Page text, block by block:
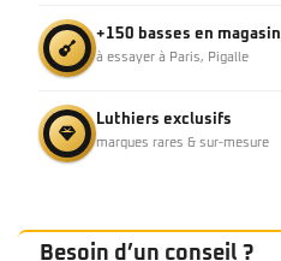
+150 basses en magasin
à essayer à Paris, Pigalle
Luthiers exclusifs
marques rares & sur-mesure
Besoin d’un conseil ?